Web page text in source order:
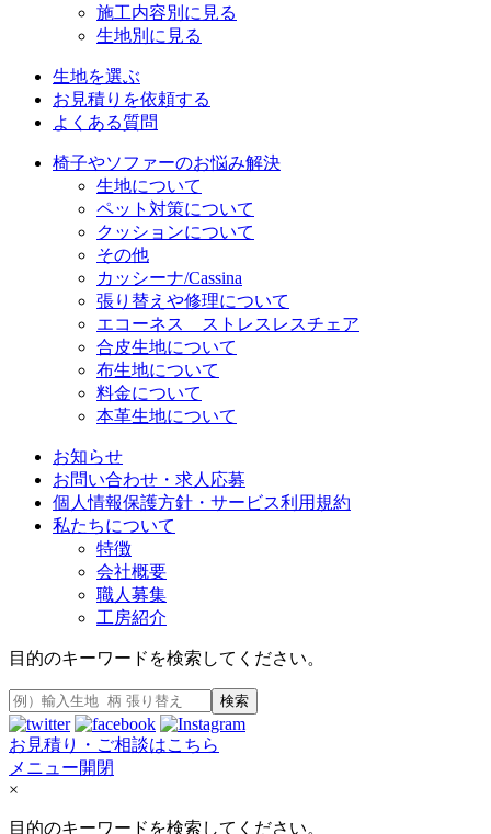
施工内容別に見る
生地別に見る
生地を選ぶ
お見積りを依頼する
よくある質問
椅子やソファーのお悩み解決
生地について
ペット対策について
クッションについて
その他
カッシーナ/Cassina
張り替えや修理について
エコーネス ストレスレスチェア
合皮生地について
布生地について
料金について
本革生地について
お知らせ
お問い合わせ・求人応募
個人情報保護方針・サービス利用規約
私たちについて
特徴
会社概要
職人募集
工房紹介
目的のキーワードを検索してください。
検索
お見積り・ご相談はこちら
メニュー開閉
×
目的のキーワードを検索してください。